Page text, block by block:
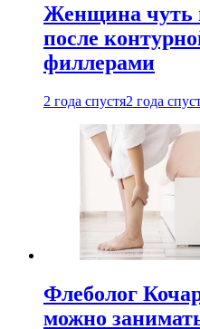
Женщина чуть
после
филлерами
2 года спустя2 года
Флеболог
можно